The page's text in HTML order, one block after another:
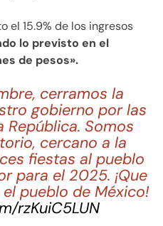
el 15.9% de los ingresos
lo previsto en el
de pesos».
cerramos la
gobierno por las
Somos
cercano a la
fiestas al pueblo
para el 2025. ¡Que
el pueblo de México!
rzKuiC5LUN